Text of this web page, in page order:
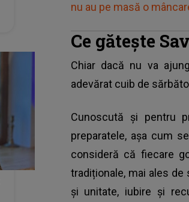
nu au pe masă o
Ce gătește
Chiar dacă nu va
adevărat cuib de
Cunoscută și pentru
preparatele, așa cum
consideră că fiecare
tradiționale, mai ales de
și unitate, iubire și